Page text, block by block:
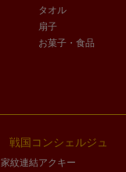
タオル
扇子
お菓子・食品
戦国コンシェルジュ
家紋連結アクキー